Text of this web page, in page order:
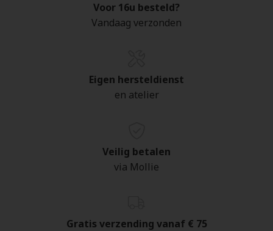
Voor 16u besteld?
Vandaag verzonden
Eigen hersteldienst
en atelier
Veilig betalen
via Mollie
Gratis verzending vanaf € 75